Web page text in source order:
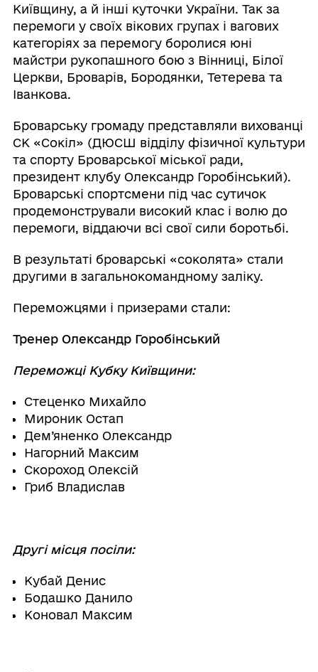
Київщину, а й інші куточки України. Так за
перемоги у своїх вікових групах і вагових
категоріях за перемогу боролися юні
майстри рукопашного бою з Вінниці, Білої
Церкви, Броварів, Бородянки, Тетерева та
Іванкова.
Броварську громаду представляли вихованці
СК «Сокіл» (ДЮСШ відділу фізичної культури
та спорту Броварської міської ради,
президент клубу Олександр Горобінський).
Броварські спортсмени під час сутичок
продемонстрували високий клас і волю до
перемоги, віддаючи всі свої сили боротьбі.
В результаті броварські «соколята» стали
другими в загальнокомандному заліку.
Переможцями і призерами стали:
Тренер Олександр Горобінський
Переможці Кубку Київщини:
Стеценко Михайло
Мироник Остап
Дем’яненко Олександр
Нагорний Максим
Скороход Олексій
Гриб Владислав
Другі місця посіли:
Кубай Денис
Бодашко Данило
Коновал Максим